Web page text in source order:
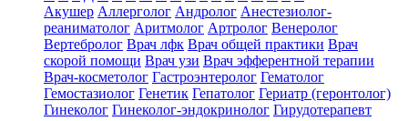
Акушер Аллерголог Андролог Анестезиолог-
реаниматолог Аритмолог Артролог Венеролог
Вертебролог Врач лфк Врач общей практики Врач
скорой помощи Врач узи Врач эфферентной терапии
Врач-косметолог Гастроэнтеролог Гематолог
Гемостазиолог Генетик Гепатолог Гериатр (геронтолог)
Гинеколог Гинеколог-эндокринолог Гирудотерапевт